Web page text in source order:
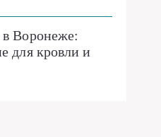
Воронеже:
для кровли и